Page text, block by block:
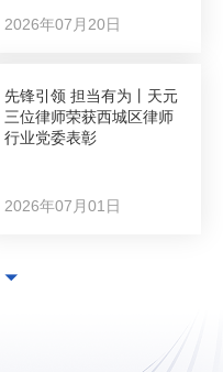
2026年07月20日
先锋引领 担当有为丨天元
三位律师荣获西城区律师
行业党委表彰
2026年07月01日